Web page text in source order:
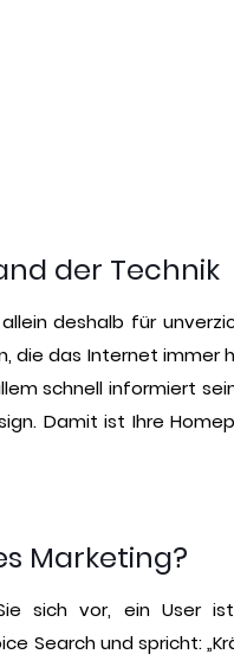
der Technik
deshalb für
die das Internet
schnell informiert
Damit ist Ihre
Marketing?
sich vor, ein
Search und spricht: